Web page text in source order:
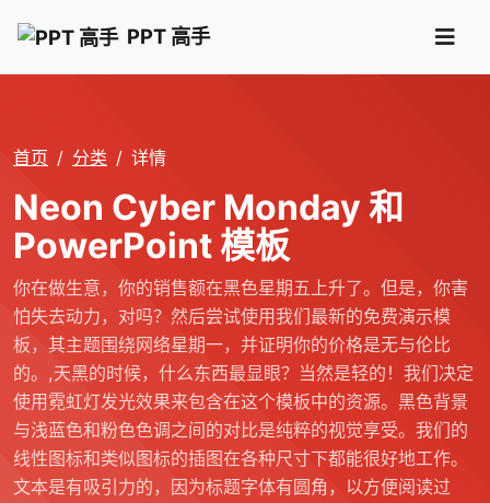
PPT 高手
首页 分类 详情
Neon Cyber Monday 和
PowerPoint 模板
你在做生意，你的销售额在黑色星期五上升了。但是，你害
怕失去动力，对吗？然后尝试使用我们最新的免费演示模
板，其主题围绕网络星期一，并证明你的价格是无与伦比
的。,天黑的时候，什么东西最显眼？当然是轻的！我们决定
使用霓虹灯发光效果来包含在这个模板中的资源。黑色背景
与浅蓝色和粉色色调之间的对比是纯粹的视觉享受。我们的
线性图标和类似图标的插图在各种尺寸下都能很好地工作。
文本是有吸引力的，因为标题字体有圆角，以方便阅读过